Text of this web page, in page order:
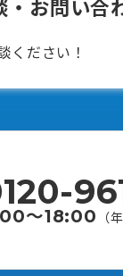
・お問い合
ください！
〜18:00 （